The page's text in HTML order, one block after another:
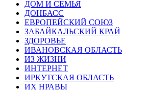
ДОМ И СЕМЬЯ
ДОНБАСС
ЕВРОПЕЙСКИЙ СОЮЗ
ЗАБАЙКАЛЬСКИЙ КРАЙ
ЗДОРОВЬЕ
ИВАНОВСКАЯ ОБЛАСТЬ
ИЗ ЖИЗНИ
ИНТЕРНЕТ
ИРКУТСКАЯ ОБЛАСТЬ
ИХ НРАВЫ